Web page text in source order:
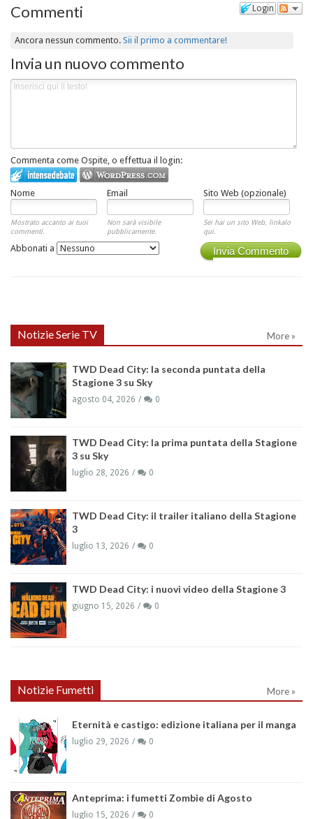
Login
Commenti
Ancora nessun commento.Sii il primo a commentare!
Invia un nuovo commento
Commenta come Ospite, o effettua il login:
Nome Email Sito Web (opzionale)
Mostrato accanto ai tuoi
commenti.
Non sarà visibile
pubblicamente.
Sei hai un sito Web, linkalo
qui.
Invia Commento
Abbonati a
Notizie Serie TV More »
TWD Dead City: la seconda puntata della
Stagione 3 su Sky
agosto 04, 2026 0
TWD Dead City: la prima puntata della Stagione
3 su Sky
luglio 28, 2026 0
TWD Dead City: il trailer italiano della Stagione
3
luglio 13, 2026 0
TWD Dead City: i nuovi video della Stagione 3
giugno 15, 2026 0
Notizie Fumetti More »
Eternità e castigo: edizione italiana per il manga
luglio 29, 2026 0
Anteprima: i fumetti Zombie di Agosto
luglio 15, 2026 0